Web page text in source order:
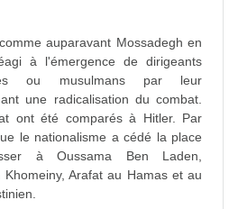
auparavant Mossadegh en
à l'émergence de dirigeants
ou musulmans par leur
une radicalisation du combat.
ont été comparés à Hitler. Par
le nationalisme a cédé la place
à Oussama Ben Laden,
Arafat au Hamas et au